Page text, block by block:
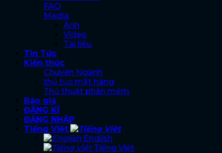
FAQ
Media
Ảnh
Video
Tài liệu
Tin Tức
Kiến thức
Chuyên Ngành
thủ tục mặt hàng
Thủ thuật phần mềm
Báo giá
ĐĂNG KÍ
ĐĂNG NHẬP
Tiếng Việt
English
Tiếng Việt